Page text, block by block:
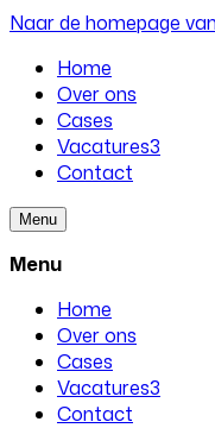
Naar de homepage
Home
Over ons
Cases
Vacatures3
Contact
Menu
Menu
Home
Over ons
Cases
Vacatures3
Contact